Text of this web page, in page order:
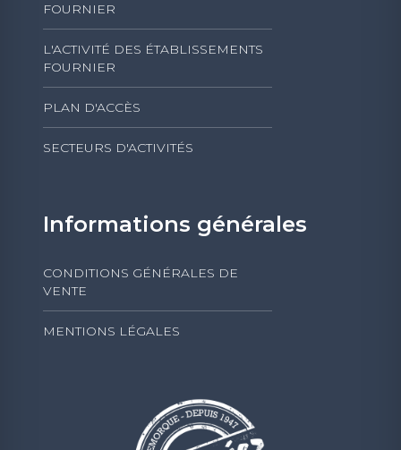
FOURNIER
L'ACTIVITÉ DES ÉTABLISSEMENTS
FOURNIER
PLAN D'ACCÈS
SECTEURS D'ACTIVITÉS
Informations générales
CONDITIONS GÉNÉRALES DE
VENTE
MENTIONS LÉGALES